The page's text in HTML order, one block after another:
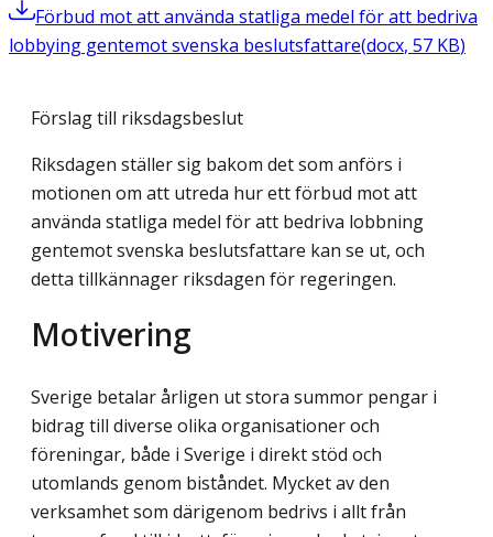
Förbud mot att använda statliga medel för att bedriva
lobbying gentemot svenska beslutsfattare(docx, 57 KB)
Förslag till riksdagsbeslut
Riksdagen ställer sig bakom det som anförs i
motionen om att utreda hur ett förbud mot att
använda statliga medel för att bedriva lobbning
gentemot svenska beslutsfattare kan se ut, och
detta tillkännager riksdagen för regeringen.
Motivering
Sverige betalar årligen ut stora summor pengar i
bidrag till diverse olika organisationer och
föreningar, både i Sverige i direkt stöd och
utomlands genom biståndet. Mycket av den
verksamhet som därigenom bedrivs i allt från